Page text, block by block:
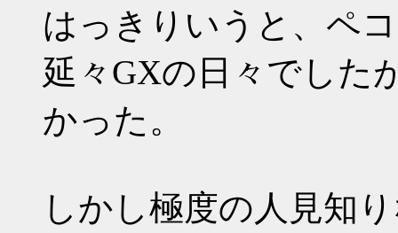
はっきりいうと、ペ
延々GXの日々でした
かった。
しかし極度の人見知